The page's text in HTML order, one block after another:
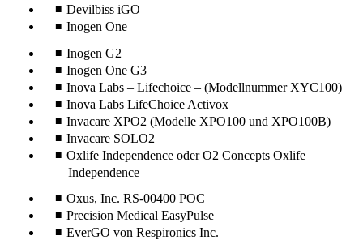
Devilbiss iGO
Inogen One
Inogen G2
Inogen One G3
Inova Labs – Lifechoice – (Modellnummer XYC100)
Inova Labs LifeChoice Activox
Invacare XPO2 (Modelle XPO100 und XPO100B)
Invacare SOLO2
Oxlife Independence oder O2 Concepts Oxlife
Independence
Oxus, Inc. RS-00400 POC
Precision Medical EasyPulse
EverGO von Respironics Inc.